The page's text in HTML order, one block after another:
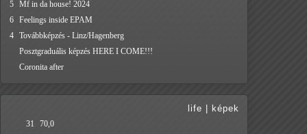
5 Mf in da house! 2024
6 Feelings inside EPAM
4 Továbbképzés - Linz/Hagenberg
Posztgraduális képzés HERE I COME!!!
Coronita after
life képek
31
70,0